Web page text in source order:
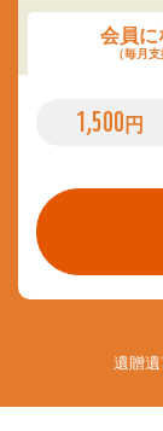
会員に
（毎月支
1,500 円
遺贈